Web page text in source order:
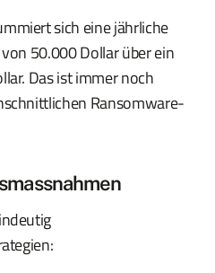
sich eine jährliche
50.000 Dollar über ein
Das ist immer noch
Ransomware-